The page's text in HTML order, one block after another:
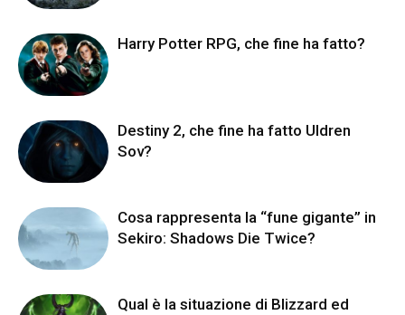
Harry Potter RPG, che fine ha fatto?
Destiny 2, che fine ha fatto Uldren
Sov?
Cosa rappresenta la “fune gigante” in
Sekiro: Shadows Die Twice?
Qual è la situazione di Blizzard ed